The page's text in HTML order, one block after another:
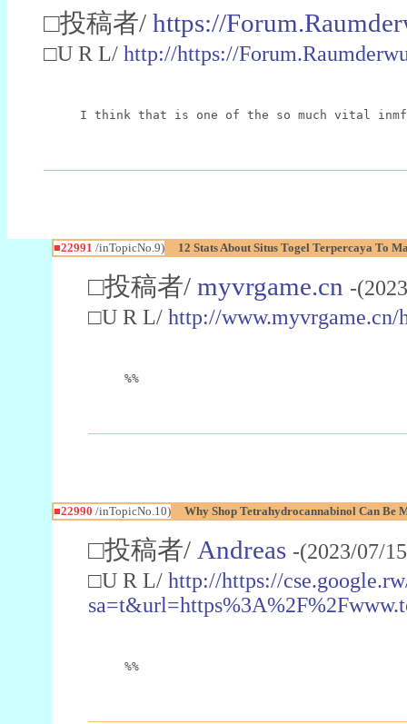
□投稿者/ https://
□U R L/ http://https://
I think that is one of the so much vital
■22991 /inTopicNo.9) 12 Stats About Situs Togel Terpercaya To
□投稿者/ myvrgame.cn -
□U R L/ http://www.myvrgame.cn/
%%
■22990 /inTopicNo.10) Why Shop Tetrahydrocannabinol Can Be
□投稿者/ Andreas -(2023/07/
□U R L/ http://https://
%%